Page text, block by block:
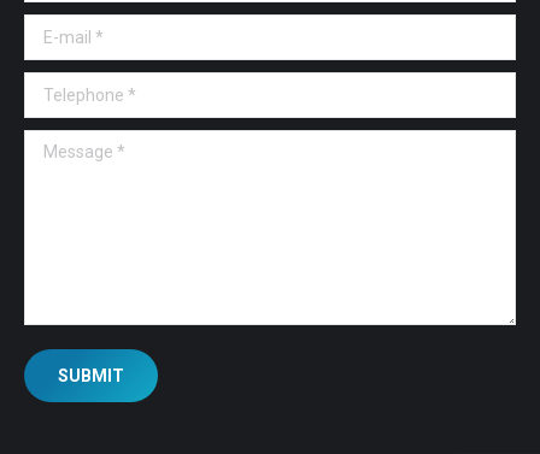
E-mail *
Telephone *
Message *
SUBMIT